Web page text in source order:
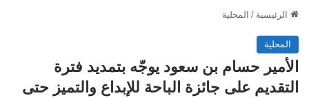
الرئيسية / المحلية
المحلية
الأمير حسام بن سعود يوجّه بتمديد فترة
التقديم على جائزة الباحة للإبداع والتميز حتى